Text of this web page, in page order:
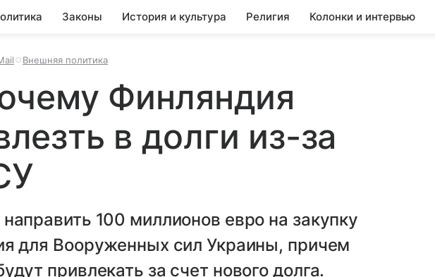
Законы История и культура Религия Колонки и интервью
Внешняя политика
Финляндия
в долги из-за
100 миллионов евро на закупку
для Вооруженных сил Украины, причем
привлекать за счет нового долга.